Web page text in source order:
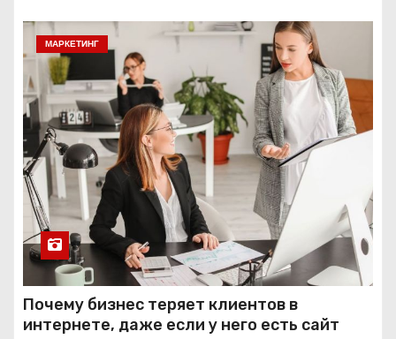
МАРКЕТИНГ
Почему бизнес теряет клиентов в
интернете, даже если у него есть сайт